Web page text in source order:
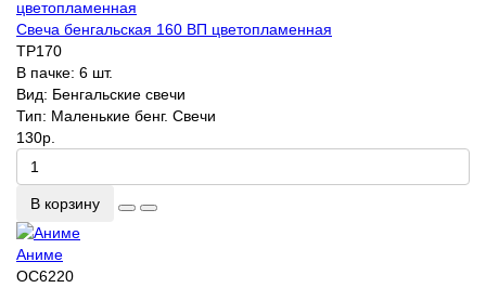
Свеча бенгальская 160 ВП цветопламенная
ТР170
В пачке: 6 шт.
Вид: Бенгальские свечи
Тип: Маленькие бенг. Свечи
130р.
В корзину
Аниме
ОС6220